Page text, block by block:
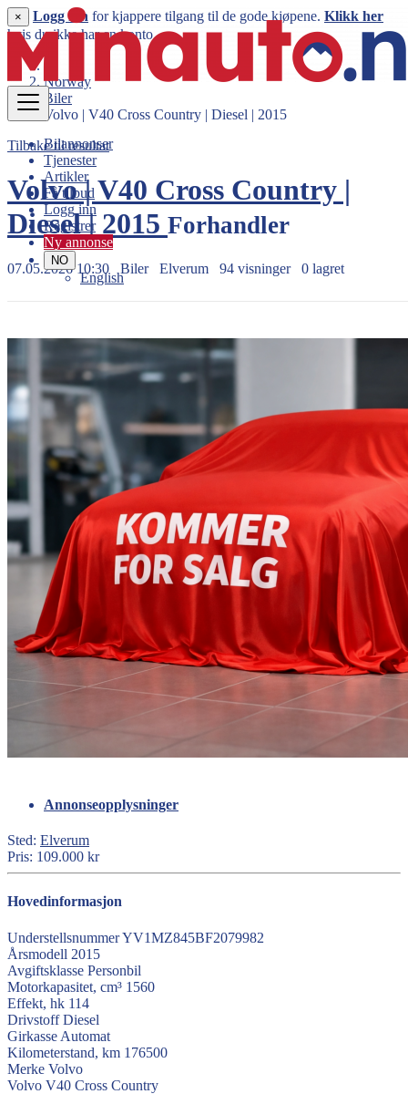
Bilannonser
Tjenester
Artikler
Få tilbud
Logg inn
Registrer
Ny annonse
NO
English
× Logg inn for kjappere tilgang til de gode kjøpene. Klikk her
hvis du ikke har en konto.
Norway
Biler
Volvo | V40 Cross Country | Diesel | 2015
Tilbake til resultat
Volvo | V40 Cross Country |
Diesel | 2015 Forhandler
07.05.2026 10:30 Biler Elverum 94 visninger 0 lagret
Annonseopplysninger
Sted: Elverum
Pris: 109.000 kr
Hovedinformasjon
UnderstellsnummerYV1MZ845BF2079982
Årsmodell 2015
Avgiftsklasse Personbil
Motorkapasitet, cm³ 1560
Effekt, hk 114
Drivstoff Diesel
Girkasse Automat
Kilometerstand, km 176500
Merke Volvo
Volvo V40 Cross Country